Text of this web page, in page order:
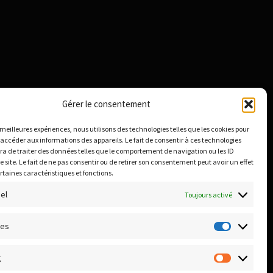
Gérer le consentement
expériences, nous utilisons des technologies telles que les cookies pour
aux informations des appareils. Le fait de consentir à ces technologies
de traiter des données telles que le comportement de navigation ou les ID
site. Le fait de ne pas consentir ou de retirer son consentement peut avoir un effet
caractéristiques et fonctions.
Toujours activé